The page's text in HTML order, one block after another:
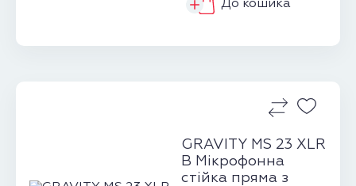
До кошика
GRAVITY MS 23 XLR
B Мікрофонна
стійка пряма з